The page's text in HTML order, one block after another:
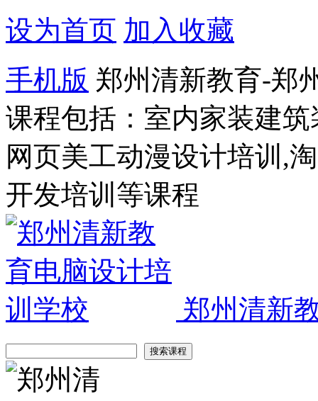
设为首页 加入收藏
手机版 郑州清新教育-郑
课程包括：室内家装建
网页美工动漫设计培训,
开发培训等课程
郑州清新